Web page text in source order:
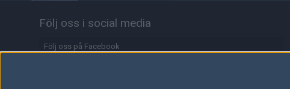
headset ser ut att bli
Följ oss i social media
Följ oss på Facebook